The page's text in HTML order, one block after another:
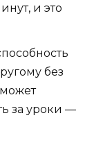
и это
без
за уроки —